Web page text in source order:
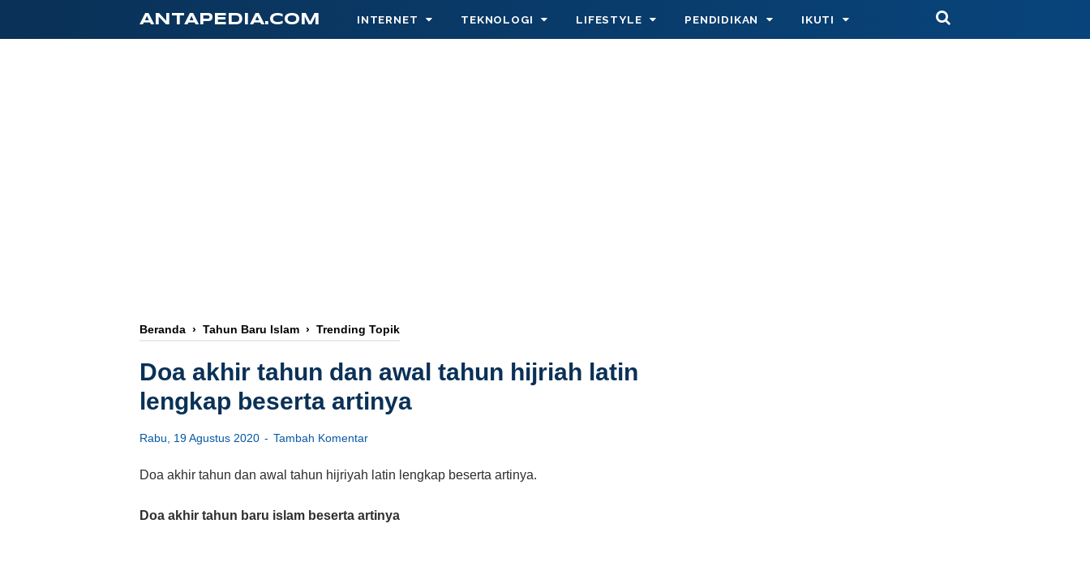
ANTAPEDIA.COM INTERNET TEKNOLOGI LIFESTYLE PENDIDIKAN IKUTI
Beranda › Tahun Baru Islam › Trending Topik
Doa akhir tahun dan awal tahun hijriah latin
lengkap beserta artinya
Rabu, 19 Agustus 2020 Tambah Komentar
Doa akhir tahun dan awal tahun hijriyah latin lengkap beserta artinya.
Doa akhir tahun baru islam beserta artinya